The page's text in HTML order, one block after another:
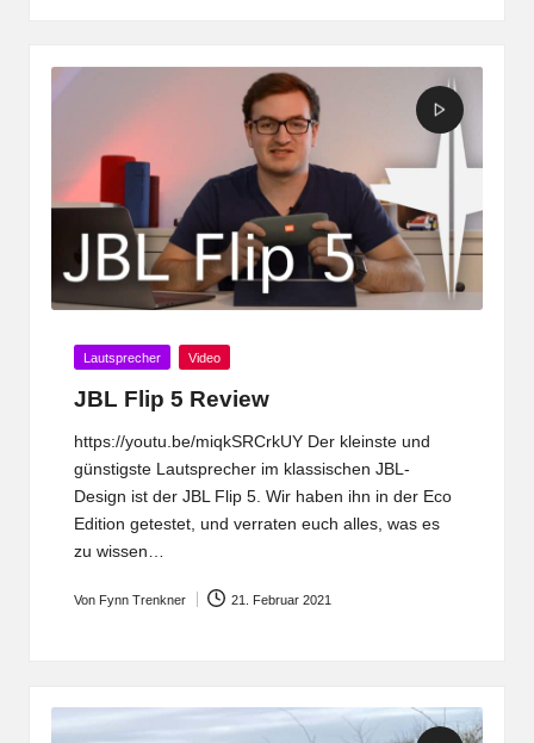
Posted
Lautsprecher Video
JBL Flip 5 Review
https://youtu.be/miqkSRCrkUY Der kleinste und
günstigste Lautsprecher im klassischen JBL-
Design ist der JBL Flip 5. Wir haben ihn in der Eco
Edition getestet, und verraten euch alles, was es
zu wissen…
Posted
Von Fynn Trenkner 21. Februar 2021